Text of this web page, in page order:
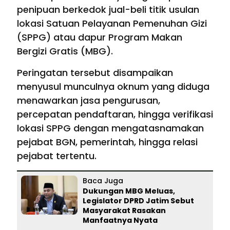
penipuan berkedok jual-beli titik usulan
lokasi Satuan Pelayanan Pemenuhan Gizi
(SPPG) atau dapur Program Makan
Bergizi Gratis (MBG).
Peringatan tersebut disampaikan
menyusul munculnya oknum yang diduga
menawarkan jasa pengurusan,
percepatan pendaftaran, hingga verifikasi
lokasi SPPG dengan mengatasnamakan
pejabat BGN, pemerintah, hingga relasi
pejabat tertentu.
Baca Juga
Dukungan MBG Meluas,
Legislator DPRD Jatim Sebut
Masyarakat Rasakan
Manfaatnya Nyata